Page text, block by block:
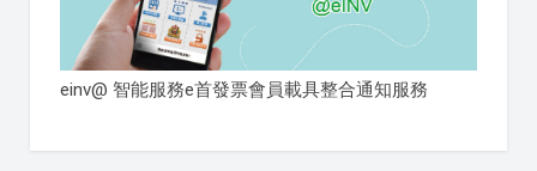
einv@ 智能服務e首發票會員載具整合通知服務